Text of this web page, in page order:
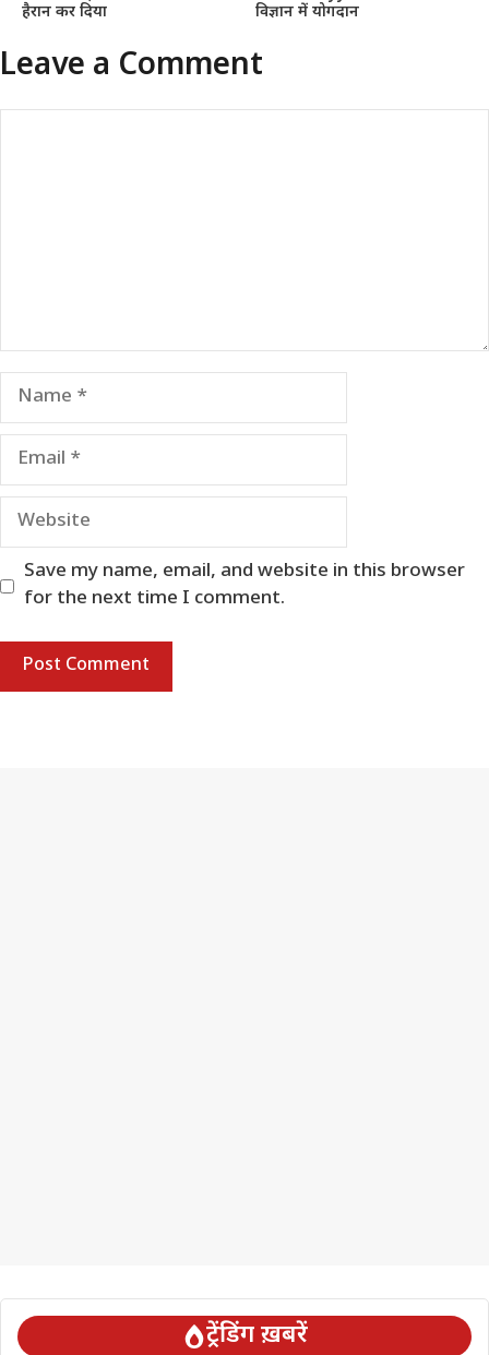
हैरान कर दिया
विज्ञान में योगदान
Leave a Comment
Name
Email
Website
Save my name, email, and website in this browser
for the next time I comment.
ट्रेंडिंग ख़बरें